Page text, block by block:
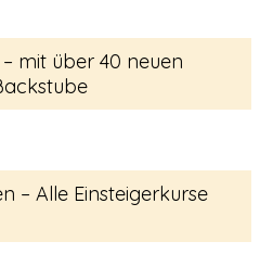
mit über 40 neuen
– Alle Einsteigerkurse